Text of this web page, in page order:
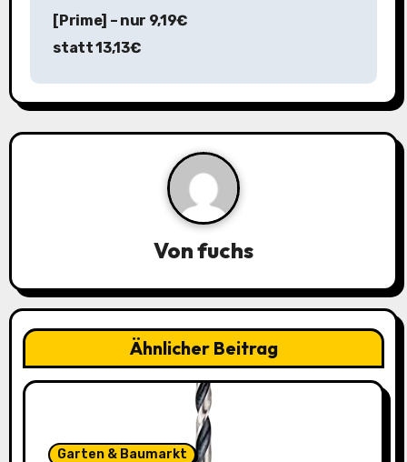
s
n
a
a
t
i
[Prime] – nur 9,19€
statt 13,13€
Vonfuchs
Ähnlicher Beitrag
Garten & Baumarkt